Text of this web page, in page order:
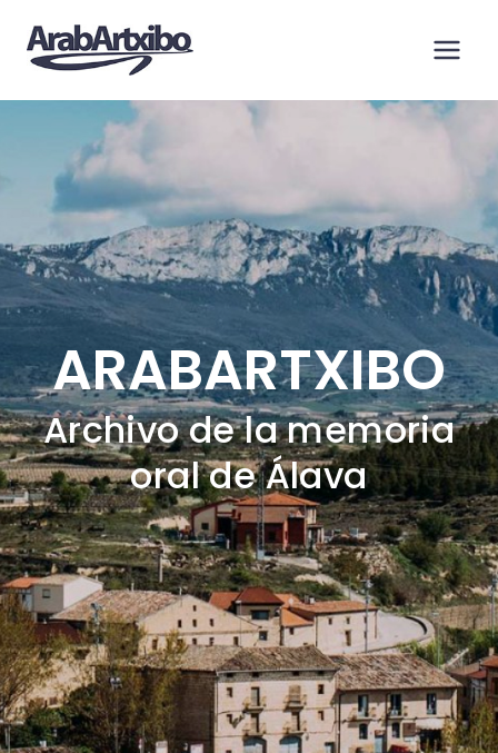
contenido
ARABARTXIBO
Archivo de la memoria
oral de Álava